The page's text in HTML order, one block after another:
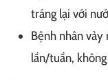
tráng lại với
Bệnh nhân
lần/tuần,